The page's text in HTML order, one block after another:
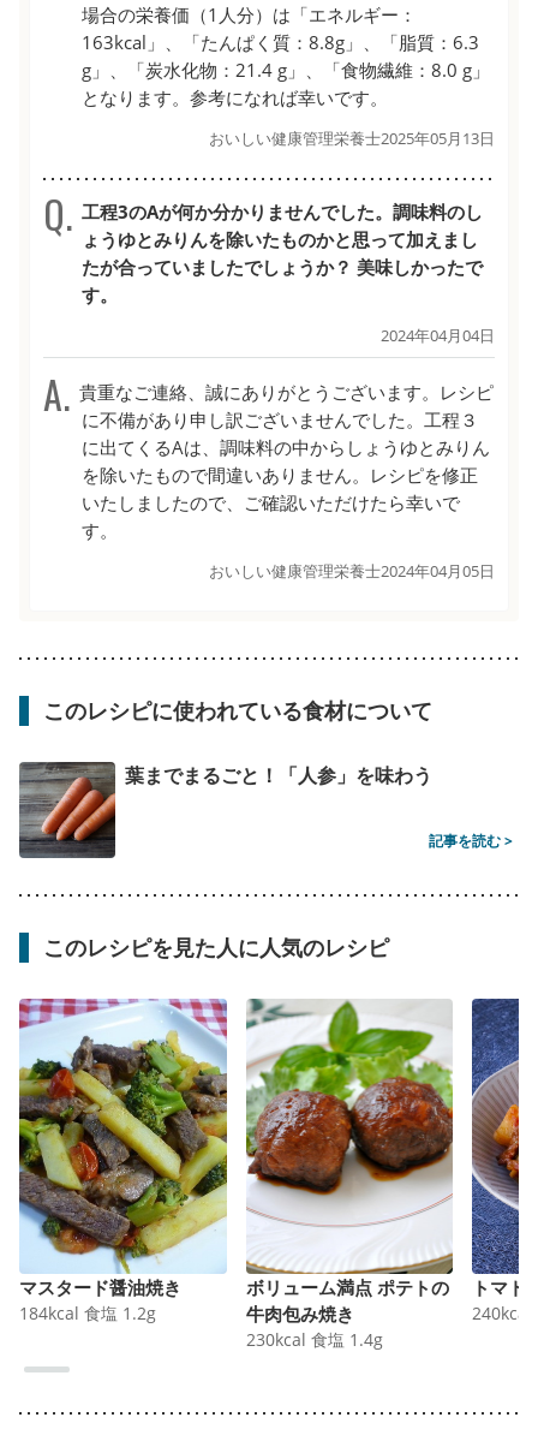
場合の栄養価（1人分）は「エネルギー：
163kcal」、「たんぱく質：8.8g」、「脂質：6.3
g」、「炭水化物：21.4 g」、「食物繊維：8.0 g」
となります。参考になれば幸いです。
おいしい健康管理栄養士2025年05月13日
工程3のAが何か分かりませんでした。調味料のし
ょうゆとみりんを除いたものかと思って加えまし
たが合っていましたでしょうか？ 美味しかったで
す。
2024年04月04日
貴重なご連絡、誠にありがとうございます。レシピ
に不備があり申し訳ございませんでした。工程３
に出てくるAは、調味料の中からしょうゆとみりん
を除いたもので間違いありません。レシピを修正
いたしましたので、ご確認いただけたら幸いで
す。
おいしい健康管理栄養士2024年04月05日
このレシピに使われている食材について
葉までまるごと！「人参」を味わう
記事を読む >
このレシピを見た人に人気のレシピ
マスタード醤油焼き
184kcal 食塩 1.2g
ボリューム満点 ポテトの
牛肉包み焼き
230kcal 食塩 1.4g
トマト
240kcal